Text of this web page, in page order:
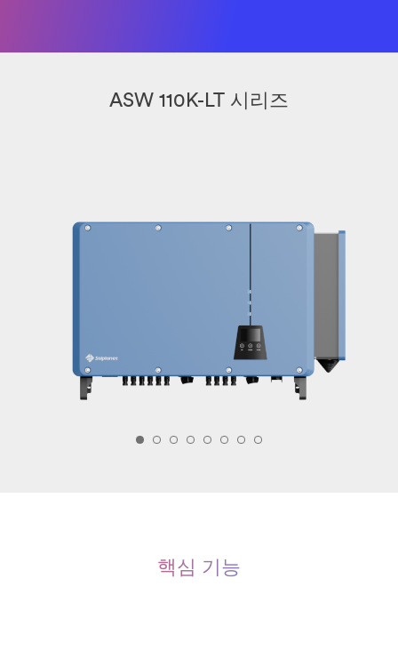
ASW 110K-LT 시리즈
핵심 기능